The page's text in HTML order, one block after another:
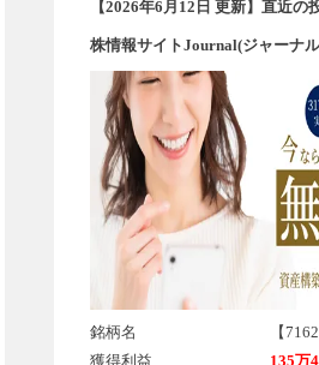
【2026年6 月12 日 更新】直近の
株情報サイトJournal(ジャーナ
銘柄名
【
獲得利益
135万